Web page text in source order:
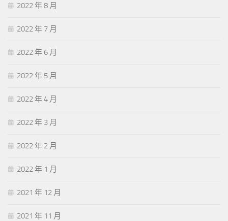
2022 年 8 月
2022 年 7 月
2022 年 6 月
2022 年 5 月
2022 年 4 月
2022 年 3 月
2022 年 2 月
2022 年 1 月
2021 年 12 月
2021 年 11 月